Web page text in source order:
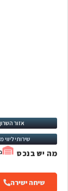
אזור השרון
שירותי ליווי
מה יש בנכס
שיחה ישירה